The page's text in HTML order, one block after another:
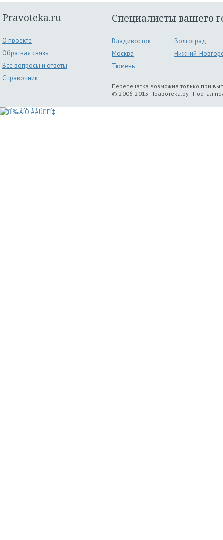
Pravoteka.ru
О проекте
Обратная связь
Все вопросы и ответы
Справочник
Специалисты вашего
Владивосток
Волгоград
Москва
Нижний-
Тюмень
Перепечатка возможна только при
© 2006-2015 Правотека.ру - Портал